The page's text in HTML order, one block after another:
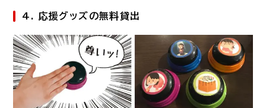
4. 応援グッズの無料貸出